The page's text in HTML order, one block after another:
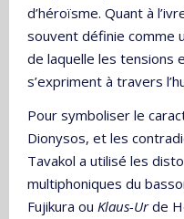
d’héroïsme. Quant à
souvent définie comme
de laquelle les tensions
s’expriment à travers
Pour symboliser le
Dionysos, et les
Tavakol a utilisé les
multiphoniques du
Fujikura ou Klaus-Urde